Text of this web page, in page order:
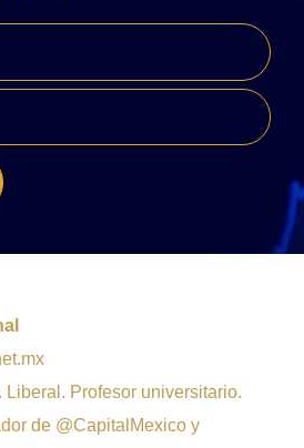
Liberal. Profesor universitario.
de @CapitalMexico y